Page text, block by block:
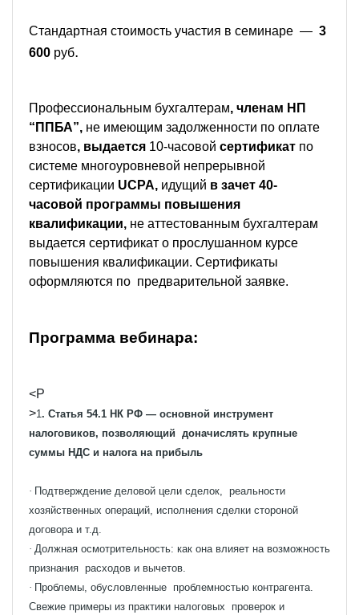
Стандартная стоимость участия в семинаре — 3
600 руб.
Профессиональным бухгалтерам, членам НП
“ППБА”, не имеющим задолженности по оплате
взносов, выдается 10-часовой сертификат по
системе многоуровневой непрерывной
сертификации UCPA, идущий в зачет 40-
часовой программы повышения
квалификации, не аттестованным бухгалтерам
выдается сертификат о прослушанном курсе
повышения квалификации. Сертификаты
оформляются по предварительной заявке.
Программа вебинара:
<P
>1. Статья 54.1 НК РФ — основной инструмент
налоговиков, позволяющий доначислять крупные
суммы НДС и налога на прибыль
· Подтверждение деловой цели сделок, реальности
хозяйственных операций, исполнения сделки стороной
договора и т.д.
· Должная осмотрительность: как она влияет на возможность
признания расходов и вычетов.
· Проблемы, обусловленные проблемностью контрагента.
Свежие примеры из практики налоговых проверок и